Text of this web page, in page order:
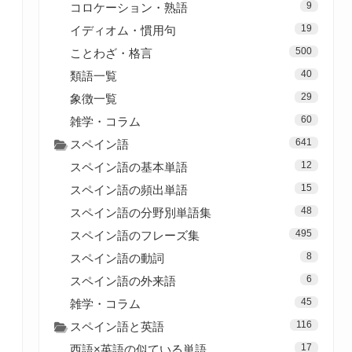
コロケーション・熟語 9
イディオム・慣用句 19
ことわざ・格言 500
類語一覧 40
象徴一覧 29
雑学・コラム 60
スペイン語 641
スペイン語の基本単語 12
スペイン語の頻出単語 15
スペイン語の分野別単語集 48
スペイン語のフレーズ集 495
スペイン語の動詞 8
スペイン語の外来語 6
雑学・コラム 45
スペイン語と英語 116
西語×英語の似ている単語 17